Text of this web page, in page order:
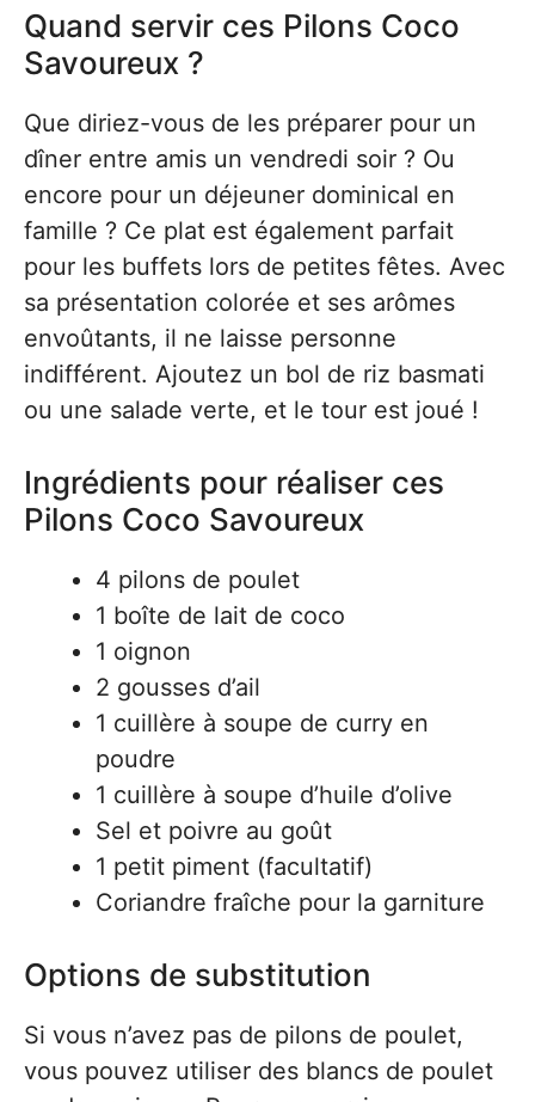
Quand servir ces Pilons Coco
Savoureux ?
Que diriez-vous de les préparer pour un
dîner entre amis un vendredi soir ? Ou
encore pour un déjeuner dominical en
famille ? Ce plat est également parfait
pour les buffets lors de petites fêtes. Avec
sa présentation colorée et ses arômes
envoûtants, il ne laisse personne
indifférent. Ajoutez un bol de riz basmati
ou une salade verte, et le tour est joué !
Ingrédients pour réaliser ces
Pilons Coco Savoureux
4 pilons de poulet
1 boîte de lait de coco
1 oignon
2 gousses d’ail
1 cuillère à soupe de curry en
poudre
1 cuillère à soupe d’huile d’olive
Sel et poivre au goût
1 petit piment (facultatif)
Coriandre fraîche pour la garniture
Options de substitution
Si vous n’avez pas de pilons de poulet,
vous pouvez utiliser des blancs de poulet